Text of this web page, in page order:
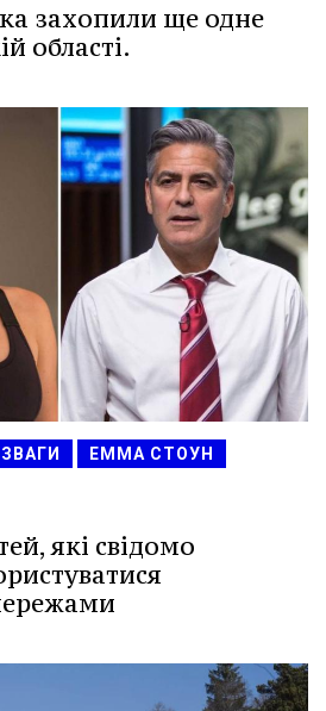
захопили ще одне
області.
ЕММА СТОУН
які свідомо